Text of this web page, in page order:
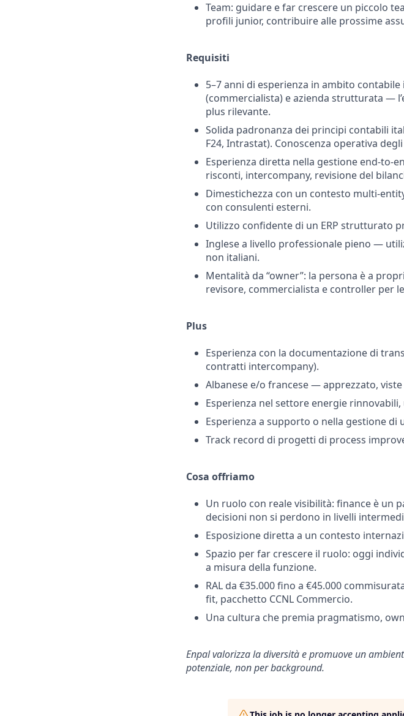
Team: guidare e far crescere un piccolo
profili junior, contribuire alle prossime
Requisiti
5–7 anni di esperienza in ambito
(commercialista) e azienda strutturata —
plus rilevante.
Solida padronanza dei principi contabili
F24, Intrastat). Conoscenza operativa
Esperienza diretta nella gestione end-to-
risconti, intercompany, revisione del
Dimestichezza con un contesto multi-
con consulenti esterni.
Utilizzo confidente di un ERP strutturato
Inglese a livello professionale pieno —
non italiani.
Mentalità da “owner”: la persona è a
revisore, commercialista e controller per
Plus
Esperienza con la documentazione di
contratti intercompany).
Albanese e/o francese — apprezzato,
Esperienza nel settore energie
Esperienza a supporto o nella gestione di
Track record di progetti di process
Cosa offriamo
Un ruolo con reale visibilità: finance è un
decisioni non si perdono in livelli
Esposizione diretta a un contesto
Spazio per far crescere il ruolo: oggi
a misura della funzione.
RAL da €35.000 fino a €45.000
fit, pacchetto CCNL Commercio.
Una cultura che premia pragmatismo,
Enpal valorizza la diversità e promuove un
potenziale, non per background.